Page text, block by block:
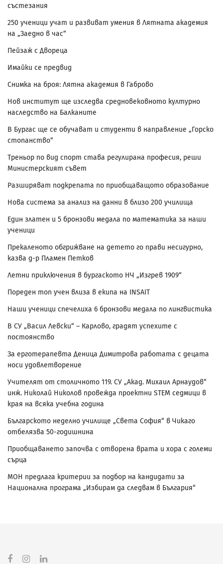
състезания
250 ученици учат и развиват умения в Лятната академия
на „Заедно в час“
Пейзаж с Двореца
Имайки се предвид
Снимка на броя: Лятна академия в Габрово
Нов институт ще изследва средновековното културно
наследство на Балканите
В Бургас ще се обучават и студенти в направление „Горско
стопанство“
Треньор по вид спорт става регулирана професия, реши
Министерският съвет
Разширяват подкрепата по приобщаващото образование
Нова система за анализ на данни в близо 200 училища
Един златен и 5 бронзови медала по математика за наши
ученици
Прекаленото обгрижване на детето го прави несигурно,
казва д-р Пламен Петков
Летни приключения в бургаското НЧ „Изгрев 1909“
Пореден топ учен влиза в екипа на INSAIT
Наши ученици спечелиха 6 бронзови медала по лингвистика
В СУ „Васил Левски“ – Карлово, градят успехите с
постоянство
За ерготерапевта Деница Димитрова работата с децата
носи удовлетворение
Учителят от столичното 119. СУ „Акад. Михаил Арнаудов“
инж. Николай Николов провежда проектни STEM седмици в
края на всяка учебна година
Българското неделно училище „Света София“ в Чикаго
отбелязва 50-годишнина
Приобщаването започва с отворена врата и хора с големи
сърца
МОН предлага критерии за подбор на кандидати за
Национална програма „Избирам да следвам в България“